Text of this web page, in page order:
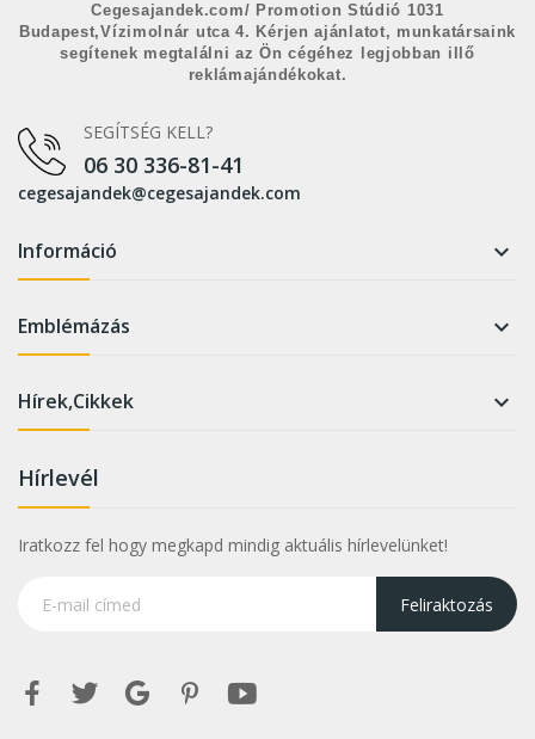
Cegesajandek.com/ Promotion Stúdió 1031
Budapest,Vízimolnár utca 4. Kérjen ajánlatot, munkatársaink
segítenek megtalálni az Ön cégéhez legjobban illő
reklámajándékokat.
SEGÍTSÉG KELL?
06 30 336-81-41
cegesajandek@cegesajandek.com
Információ 
Emblémázás 
Hírek,Cikkek 
Hírlevél
Iratkozz fel hogy megkapd mindig aktuális hírlevelünket!
Feliraktozás